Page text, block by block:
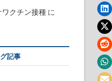
クチン接種 に
記事